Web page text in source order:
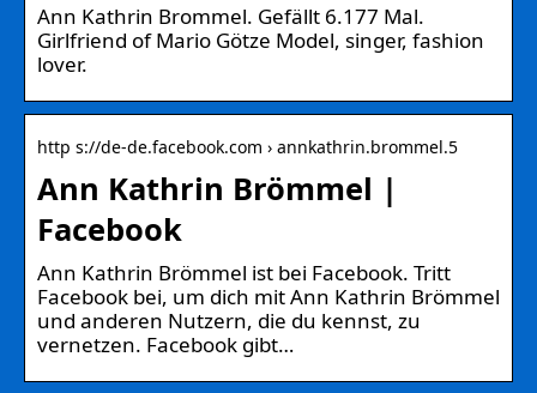
Ann Kathrin Brommel. Gefällt 6.177 Mal.
Girlfriend of Mario Götze Model, singer, fashion
lover.
http s://de-de.facebook.com › annkathrin.brommel.5
Ann Kathrin Brömmel |
Facebook
Ann Kathrin Brömmel ist bei Facebook. Tritt
Facebook bei, um dich mit Ann Kathrin Brömmel
und anderen Nutzern, die du kennst, zu
vernetzen. Facebook gibt…